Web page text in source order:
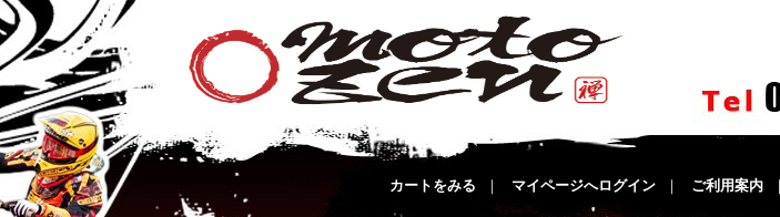
カートをみる マイページへログイン ご利用案内